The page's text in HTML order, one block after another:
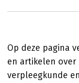
Op deze pagina
en artikelen over
verpleegkunde